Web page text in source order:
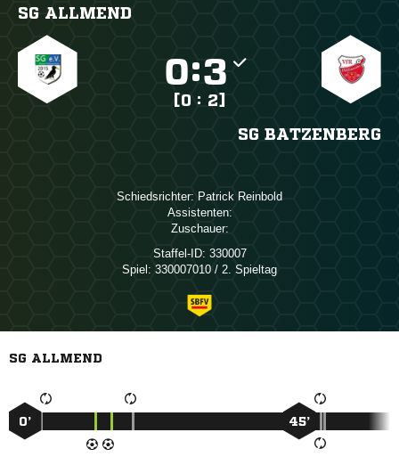
SG ALLMEND
:
[0 : 2]
SG BATZENBERG
Schiedsrichter:  
Assistenten:
Zuschauer:
Staffel-ID: 330007
Spiel: 330007010 / 2. Spieltag
SG ALLMEND
0’ 45’